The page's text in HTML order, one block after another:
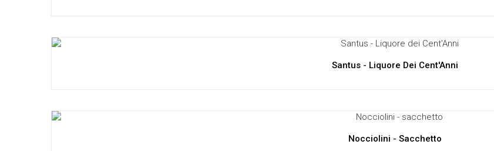
Santus - Liquore Dei Cent'Anni
Nocciolini - Sacchetto